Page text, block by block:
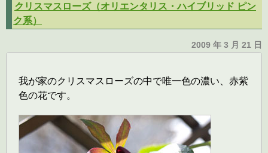
クリスマスローズ（オリエンタリス・ハイブリッド ピン
ク系）
2009 年 3 月 21 日
我が家のクリスマスローズの中で唯一色の濃い、赤紫
色の花です。